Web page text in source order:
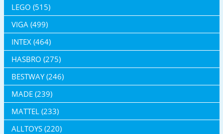
LEGO (515)
VIGA (499)
INTEX (464)
HASBRO (275)
BESTWAY (246)
MADE (239)
MATTEL (233)
ALLTOYS (220)